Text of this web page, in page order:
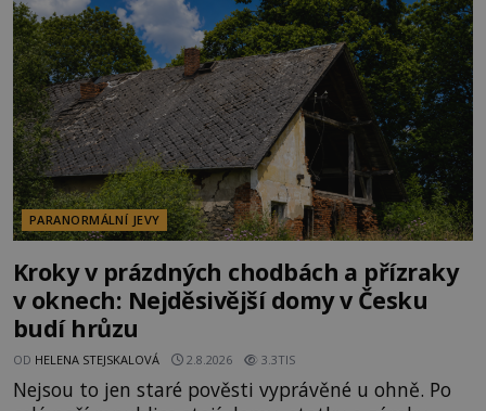
kolem 17 000 000 zábavychtivých lidí ročně. A ač je
velká snaha to utajit, někteří z
PARANORMÁLNÍ JEVY
Kroky v prázdných chodbách a přízraky
v oknech: Nejděsivější domy v Česku
budí hrůzu
OD HELENA STEJSKALOVÁ 2.8.2026 3.3TIS
Nejsou to jen staré pověsti vyprávěné u ohně. Po